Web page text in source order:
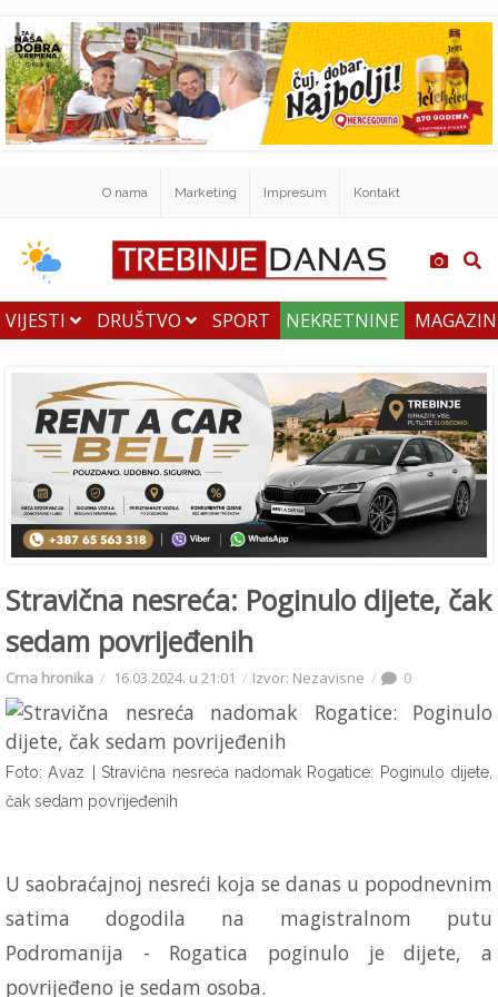
O nama Marketing Impresum Kontakt
VIJESTI DRUŠTVO SPORT NEKRETNINE
Stravična nesreća: Poginulo dijete, čak
sedam povrijeđenih
Crna hronika 16.03.2024. u 21:01 Izvor: Nezavisne 0
Foto: Avaz
| Stravična nesreća nadomak Rogatice: Poginulo dijete,
čak sedam povrijeđenih
U saobraćajnoj nesreći koja se danas u popodnevnim
satima dogodila na magistralnom putu
Podromanija - Rogatica poginulo je dijete, a
povrijeđeno je sedam osoba.